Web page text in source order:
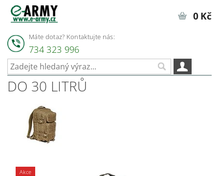
Máte dotaz? Kontaktujte nás:
734 323 996
0 Kč
DO 30 LITRŮ
Akce